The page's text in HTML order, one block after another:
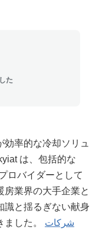
た
率的な冷却ソリュ
は、包括的な
ロバイダーとして
房業界の大手企業と
識と揺るぎない献身
ました。 شركات